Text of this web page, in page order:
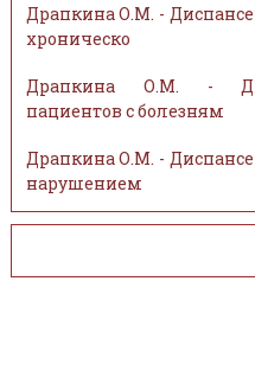
Драпкина О.М. -
хроническо
Драпкина О.М. -
пациентов с болезням
Драпкина О.М. -
нарушением